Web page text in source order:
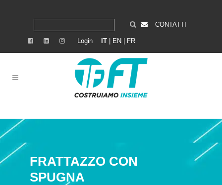
CONTATTI
Login IT EN FR
FRATTAZZO CON
SPUGNA